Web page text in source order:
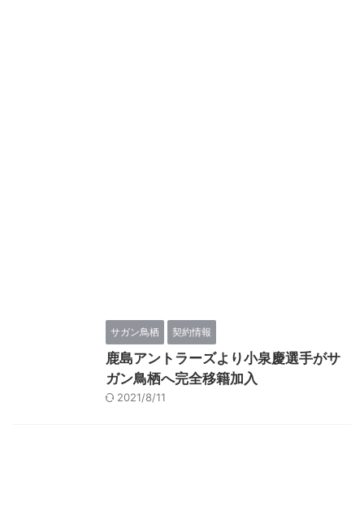
サガン鳥栖 契約情報
鹿島アントラーズより小泉慶選手がサ
ガン鳥栖へ完全移籍加入
2021/8/11